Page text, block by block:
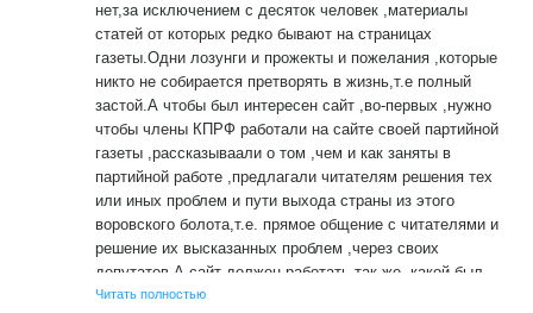
нет,за исключением с десяток человек ,материалы
статей от которых редко бывают на страницах
газеты.Одни лозунги и прожекты и пожелания ,которые
никто не собирается претворять в жизнь,т.е полный
застой.А чтобы был интересен сайт ,во-первых ,нужно
чтобы члены КПРФ работали на сайте своей партийной
газеты ,рассказываали о том ,чем и как заняты в
партийной работе ,предлагали читателям решения тех
или иных проблем и пути выхода страны из этого
воровского болота,т.е. прямое общение с читателями и
решение их высказанных проблем ,через своих
депутатов.А сайт должен работать так же ,какой был
до этого,т.е. я написал комментарий и через секунду он
Читать полностью